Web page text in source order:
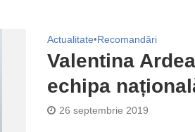
Actualitate•Recomandări
Valentina
echipa
26 septembrie 2019